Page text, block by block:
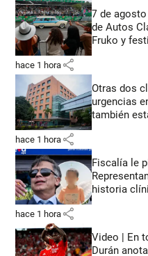
7 de
de Autos
Fruko y
hace 1 hora share
Otras dos
urgencias
también
hace 1 hora share
Fiscalía le
historia
hace 1 hora share
Video | En
Durán